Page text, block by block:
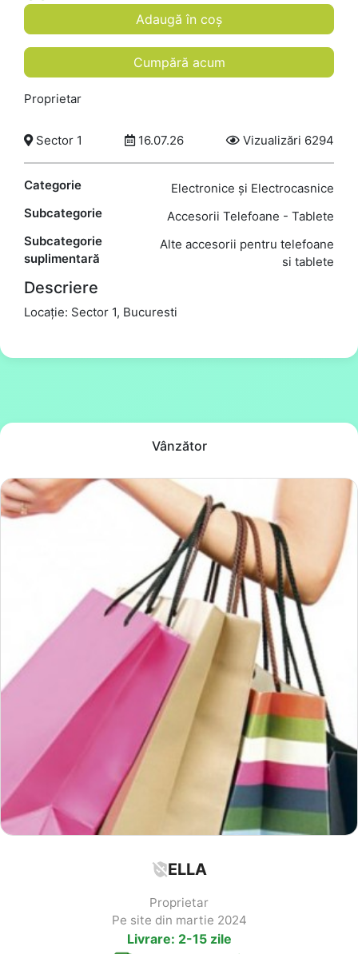
Adaugă în coș
Cumpără acum
Proprietar
Sector 1 16.07.26 Vizualizări 6294
Categorie
Electronice și Electrocasnice
Subcategorie
Accesorii Telefoane - Tablete
Subcategorie
suplimentară
Alte accesorii pentru telefoane
si tablete
Descriere
Locație: Sector 1, Bucuresti
Vânzător
ELLA
Proprietar
Pe site din martie 2024
Livrare: 2-15 zile